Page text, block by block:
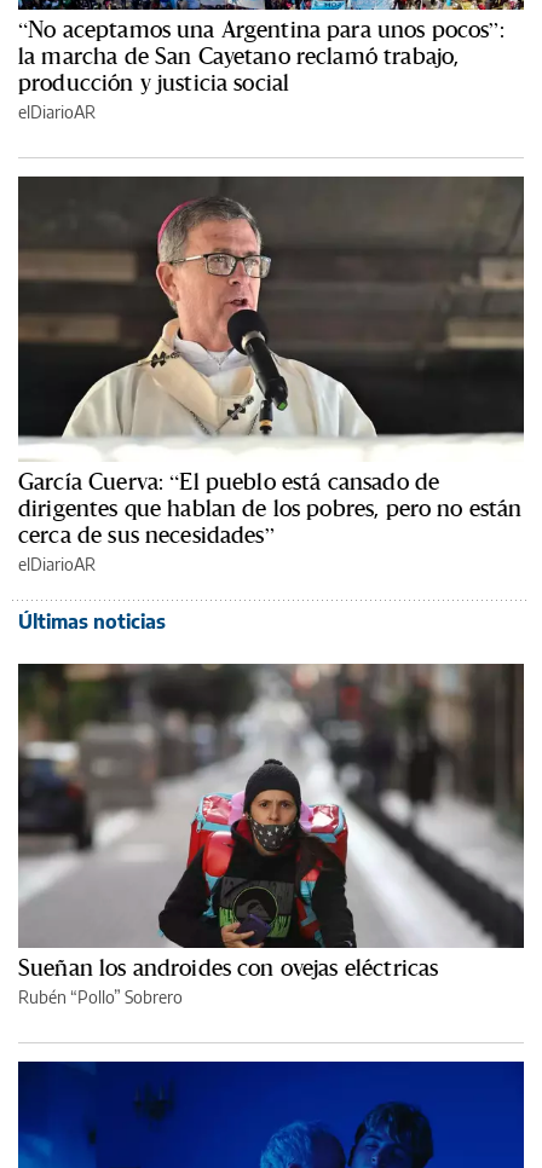
“No aceptamos una Argentina para unos pocos”:
la marcha de San Cayetano reclamó trabajo,
producción y justicia social
elDiarioAR
García Cuerva: “El pueblo está cansado de
dirigentes que hablan de los pobres, pero no están
cerca de sus necesidades”
elDiarioAR
Últimas noticias
Sueñan los androides con ovejas eléctricas
Rubén “Pollo” Sobrero